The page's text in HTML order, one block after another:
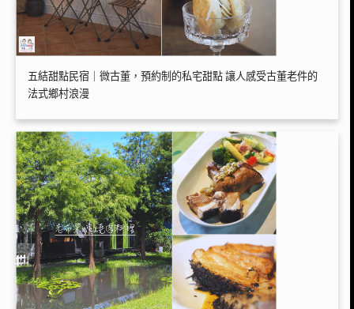
五結甜點民宿｜微古董，預約制的私宅甜點 讓人感受古董老件的
法式鄉村浪漫